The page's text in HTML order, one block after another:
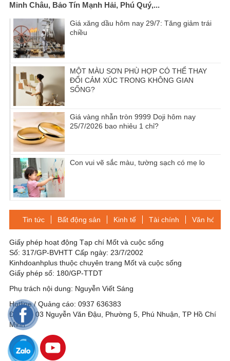
Minh Châu, Bảo Tín Mạnh Hải, Phú Quý,...
Giá xăng dầu hôm nay 29/7: Tăng giảm trái
chiều
MỘT MÀU SƠN PHÙ HỢP CÓ THỂ THAY
ĐỔI CẢM XÚC TRONG KHÔNG GIAN
SỐNG?
Giá vàng nhẫn tròn 9999 Doji hôm nay
25/7/2026 bao nhiêu 1 chỉ?
Con vui vẽ sắc màu, tường sạch có mẹ lo
Tin tức Bất động sản Kinh tế Tài chính Văn hóa-
Giấy phép hoạt động Tạp chí Mốt và cuộc sống
Số: 317/GP-BVHTT Cấp ngày: 23/7/2002
Kinhdoanhplus thuộc chuyên trang Mốt và cuộc sống
Giấy phép số: 180/GP-TTDT
Phụ trách nội dung: Nguyễn Viết Sáng
Hotline / Quảng cáo: 0937 636383
Địa chỉ: 03 Nguyễn Văn Đậu, Phường 5, Phú Nhuận, TP Hồ Chí
Minh